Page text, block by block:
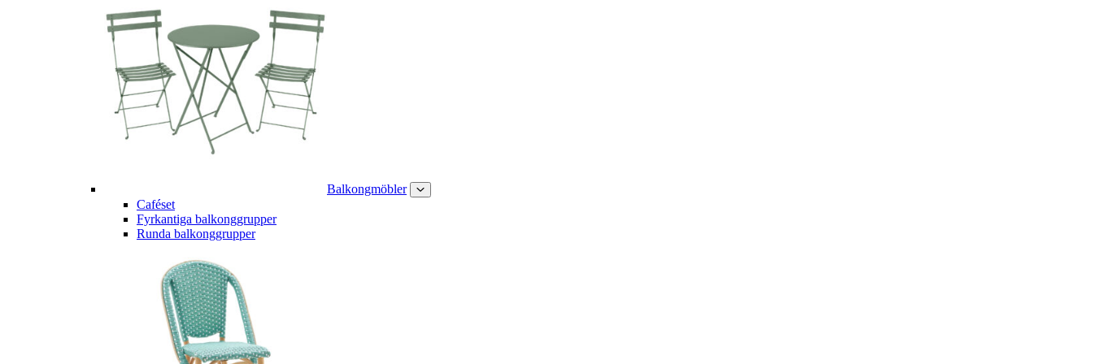
Balkongmöbler
Caféset
Fyrkantiga balkonggrupper
Runda balkonggrupper